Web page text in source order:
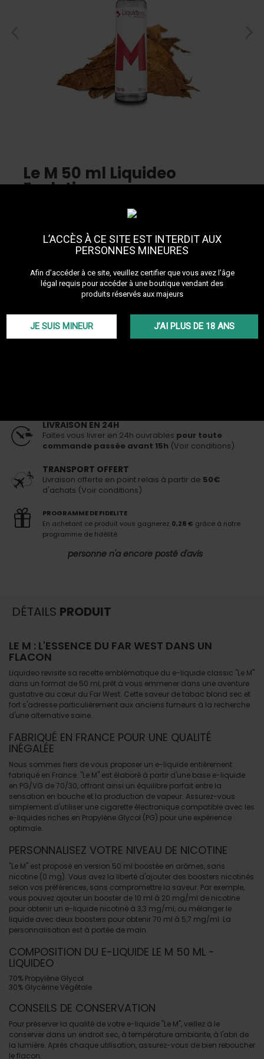
L’ACCÈS À CE SITE EST INTERDIT AUX
PERSONNES MINEURES
Afin d’accéder à ce site, veuillez certifier que vous avez l’âge
légal requis pour accéder à une boutique vendant des
produits réservés aux majeurs
JE SUIS MINEUR J’AI PLUS DE 18 ANS
Le M 50 ml Liquideo
Evolution
Découvrez "Le M" de Liquideo, un e-liquide classique au goût
intense de tabac blond sec. Fabriqué en France, il offre une base
PG/VG de 70/30 pour une expérience de vapotage équilibrée.
compromettre votre santé.
Plus de détails
14,90 € TTC
LIVRAISON EN 24H
Faites vous livrer en 24h ouvrables pour toute
commande passée avant 15h (Voir conditions)
TRANSPORT OFFERT
Livraison offerte en point relais à partir de 50€
d'achats (Voir conditions)
PROGRAMME DE FIDELITE
En achetant ce produit vous gagnerez 0,28 € grâce à notre
programme de fidélité.
personne n'a encore posté d'avis
DÉTAILS PRODUIT
LE M : L'ESSENCE DU FAR WEST DANS UN
FLACON
Liquideo revisite sa recette emblématique du e-liquide classic "Le M"
dans un format de 50 ml, prêt à vous emmener dans une aventure
gustative au cœur du Far West. Cette saveur de tabac blond sec et
fort s'adresse particulièrement aux anciens fumeurs à la recherche
d'une alternative saine.
FABRIQUÉ EN FRANCE POUR UNE QUALITÉ
INÉGALÉE
Nous sommes fiers de vous proposer un e-liquide entièrement
fabriqué en France. "Le M" est élaboré à partir d'une base e-liquide
en PG/VG de 70/30, offrant ainsi un équilibre parfait entre la
sensation en bouche et la production de vapeur. Assurez-vous
simplement d'utiliser une cigarette électronique compatible avec les
e-liquides riches en Propylène Glycol (PG) pour une expérience
optimale.
PERSONNALISEZ VOTRE NIVEAU DE NICOTINE
"Le M" est proposé en version 50 ml boostée en arômes, sans
nicotine (0 mg). Vous avez la liberté d'ajouter des boosters nicotinés
selon vos préférences, sans compromettre la saveur. Par exemple,
vous pouvez ajouter un booster de 10 ml à 20 mg/ml de nicotine
pour obtenir un e-liquide nicotiné à 3,3 mg/ml, ou mélanger le
liquide avec deux boosters pour obtenir 70 ml à 5,7 mg/ml. La
personnalisation est à portée de main.
COMPOSITION DU E-LIQUIDE LE M 50 ML -
LIQUIDEO
70% Propylène Glycol
30% Glycérine Végétale
CONSEILS DE CONSERVATION
Pour préserver la qualité de votre e-liquide "Le M", veillez à le
conserver dans un endroit sec, à température ambiante, à l'abri de
la lumière. Après chaque utilisation, assurez-vous de bien reboucher
le flacon.